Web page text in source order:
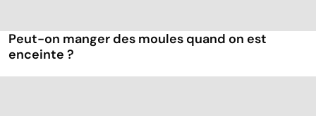
Peut-on manger des moules quand on est
enceinte ?